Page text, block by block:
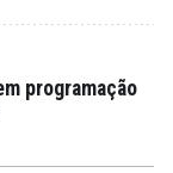
programação